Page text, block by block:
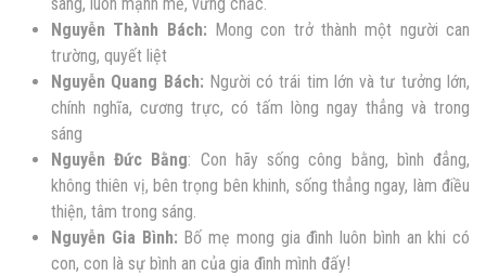
sang, luôn mạnh mẽ, vững chắc.
Nguyễn Thành Bách: Mong con trở thành một người can
trường, quyết liệt
Nguyễn Quang Bách: Người có trái tim lớn và tư tưởng lớn,
chính nghĩa, cương trực, có tấm lòng ngay thẳng và trong
sáng
NguyễnĐức Bằng: Con hãy sống công bằng, bình đẳng,
không thiên vị, bên trọng bên khinh, sống thẳng ngay, làm điều
thiện, tâm trong sáng.
Nguyễn Gia Bình: Bố mẹ mong gia đình luôn bình an khi có
con, con là sự bình an của gia đình mình đấy!